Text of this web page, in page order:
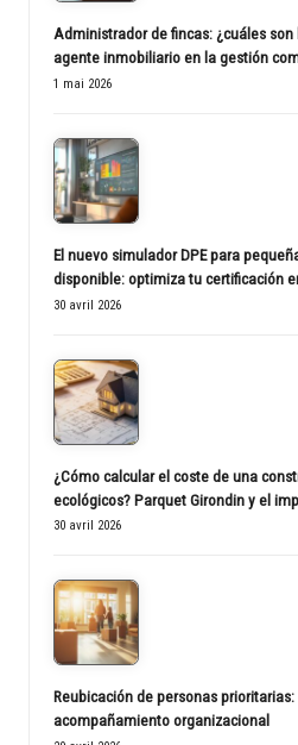
Administrador de fincas: ¿cuáles
agente inmobiliario en la gestión
1 mai 2026
El nuevo simulador DPE para
disponible: optimiza tu certificación
30 avril 2026
¿Cómo calcular el coste de una
ecológicos? Parquet Girondin y el
30 avril 2026
Reubicación de personas
acompañamiento organizacional